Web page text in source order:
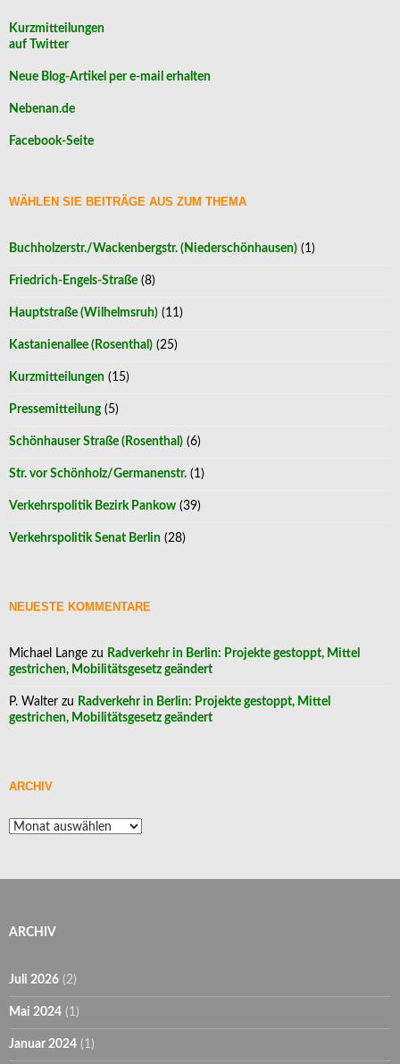
Kurzmitteilungen
auf Twitter
Neue Blog-Artikel per e-mail erhalten
Nebenan.de
Facebook-Seite
WÄHLEN SIE BEITRÄGE AUS ZUM THEMA
Buchholzerstr./Wackenbergstr. (Niederschönhausen) (1)
Friedrich-Engels-Straße (8)
Hauptstraße (Wilhelmsruh) (11)
Kastanienallee (Rosenthal) (25)
Kurzmitteilungen (15)
Pressemitteilung(5)
Schönhauser Straße (Rosenthal) (6)
Str. vor Schönholz/Germanenstr. (1)
Verkehrspolitik Bezirk Pankow (39)
Verkehrspolitik Senat Berlin (28)
NEUESTE KOMMENTARE
Michael Lange zu Radverkehr in Berlin: Projekte gestoppt, Mittel
gestrichen, Mobilitätsgesetz geändert
P. Walter zu Radverkehr in Berlin: Projekte gestoppt, Mittel
gestrichen, Mobilitätsgesetz geändert
ARCHIV
Archiv
ARCHIV
Juli 2026 (2)
Mai 2024 (1)
Januar 2024 (1)